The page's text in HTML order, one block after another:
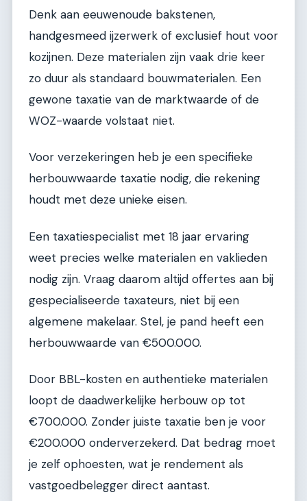
Denk aan eeuwenoude bakstenen,
handgesmeed ijzerwerk of exclusief hout voor
kozijnen. Deze materialen zijn vaak drie keer
zo duur als standaard bouwmaterialen. Een
gewone taxatie van de marktwaarde of de
WOZ-waarde volstaat niet.
Voor verzekeringen heb je een specifieke
herbouwwaarde taxatie nodig, die rekening
houdt met deze unieke eisen.
Een taxatiespecialist met 18 jaar ervaring
weet precies welke materialen en vaklieden
nodig zijn. Vraag daarom altijd offertes aan bij
gespecialiseerde taxateurs, niet bij een
algemene makelaar. Stel, je pand heeft een
herbouwwaarde van €500.000.
Door BBL-kosten en authentieke materialen
loopt de daadwerkelijke herbouw op tot
€700.000. Zonder juiste taxatie ben je voor
€200.000 onderverzekerd. Dat bedrag moet
je zelf ophoesten, wat je rendement als
vastgoedbelegger direct aantast.